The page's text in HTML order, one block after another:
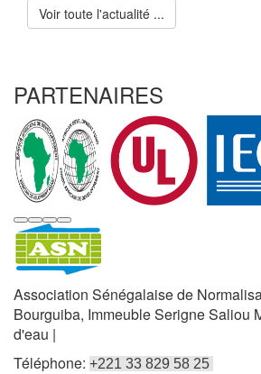
Voir toute l'actualité ...
PARTENAIRES
Association Sénégalaise de
Bourguiba, Immeuble Serigne Saliou
d'eau |
Téléphone: +221 33 829 58 25